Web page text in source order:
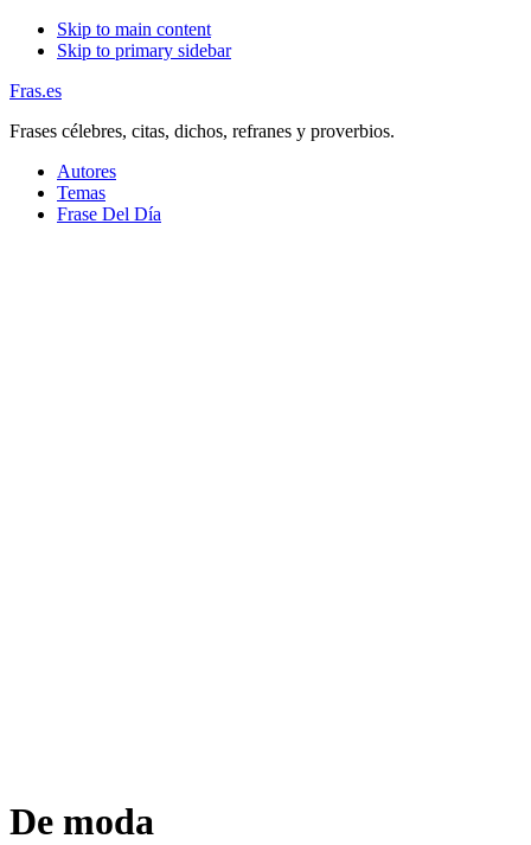
Skip to main content
Skip to primary sidebar
Fras.es
Frases célebres, citas, dichos, refranes y proverbios.
Autores
Temas
Frase Del Día
De moda